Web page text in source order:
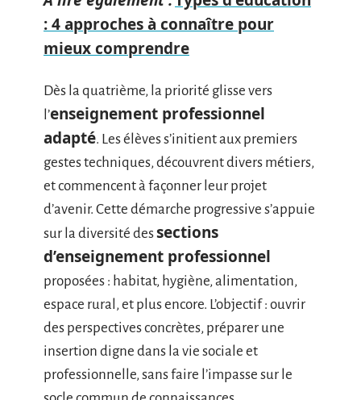
: 4 approches à connaître pour
mieux comprendre
Dès la quatrième, la priorité glisse vers
l’enseignement professionnel
adapté. Les élèves s’initient aux premiers
gestes techniques, découvrent divers métiers,
et commencent à façonner leur projet
d’avenir. Cette démarche progressive s’appuie
sur la diversité dessections
d’enseignement professionnel
proposées : habitat, hygiène, alimentation,
espace rural, et plus encore. L’objectif : ouvrir
des perspectives concrètes, préparer une
insertion digne dans la vie sociale et
professionnelle, sans faire l’impasse sur le